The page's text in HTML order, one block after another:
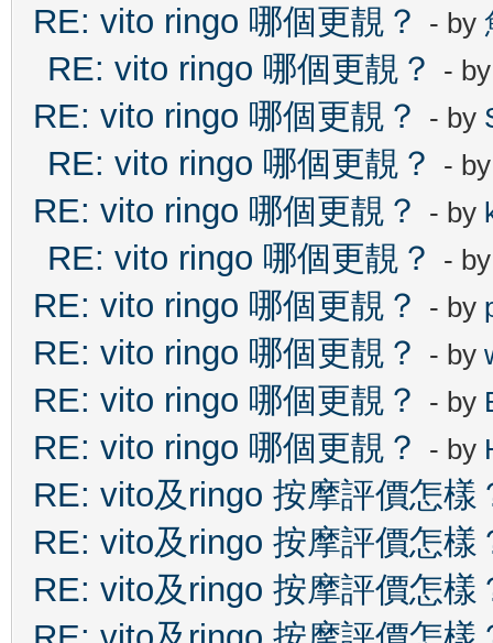
RE: vito ringo 哪個更靚？ - by
RE: vito ringo 哪個更靚？ -
RE: vito ringo 哪個更靚？ - by
RE: vito ringo 哪個更靚？ -
RE: vito ringo 哪個更靚？ - by
RE: vito ringo 哪個更靚？ -
RE: vito ringo 哪個更靚？ - by
RE: vito ringo 哪個更靚？ - by
RE: vito ringo 哪個更靚？ - by
RE: vito ringo 哪個更靚？ - by
RE: vito及ringo 按摩評價怎樣
RE: vito及ringo 按摩評價怎樣
RE: vito及ringo 按摩評價怎樣